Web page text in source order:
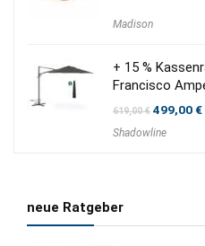
Madison
+ 15 %
Francisco
619,00€
war:
499,00€
Shadowline
neue Ratgeber